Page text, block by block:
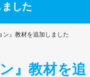
した
』教材を追加しました
』教材を追